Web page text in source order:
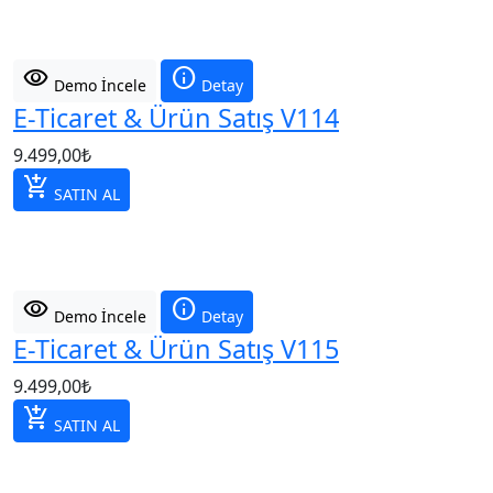
visibility Demo İncele info Detay
E-Ticaret & Ürün Satış V114
9.499,00₺
add_shopping_cart SATIN AL
visibility Demo İncele info Detay
E-Ticaret & Ürün Satış V115
9.499,00₺
add_shopping_cart SATIN AL